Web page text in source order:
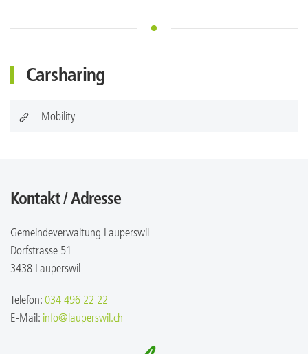
Carsharing
Mobility
Kontakt / Adresse
Gemeindeverwaltung Lauperswil
Dorfstrasse 51
3438 Lauperswil
Telefon: 034 496 22 22
E-Mail: info@lauperswil.ch